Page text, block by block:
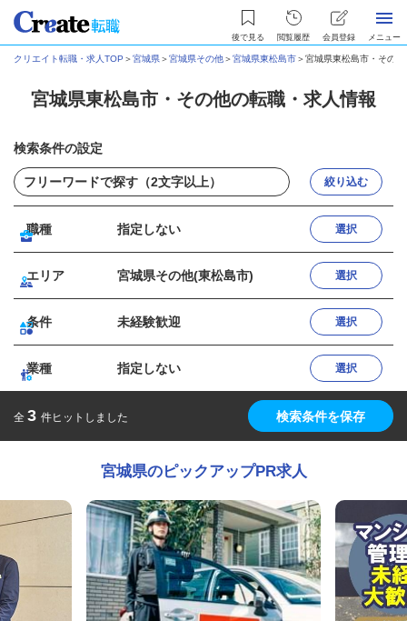
後で見る 閲覧履歴 会員登録 メニュー
クリエイト転職・求人TOP ＞宮城県＞宮城県その他＞宮城県東松島市＞宮城県東松島市・その
宮城県東松島市・その他の転職・求人情報
検索条件の設定
絞り込む
職種 指定しない 選択
エリア 宮城県その他(東松島市) 選択
条件 未経験歓迎 選択
業種 指定しない 選択
全 3 件ヒットしました 検索条件を保存
宮城県のピックアップPR求人